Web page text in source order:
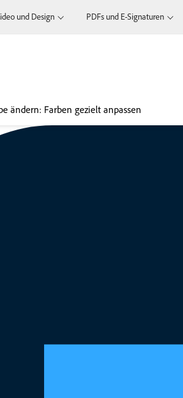
und Design PDFs und E-Signaturen
ändern: Farben gezielt anpassen